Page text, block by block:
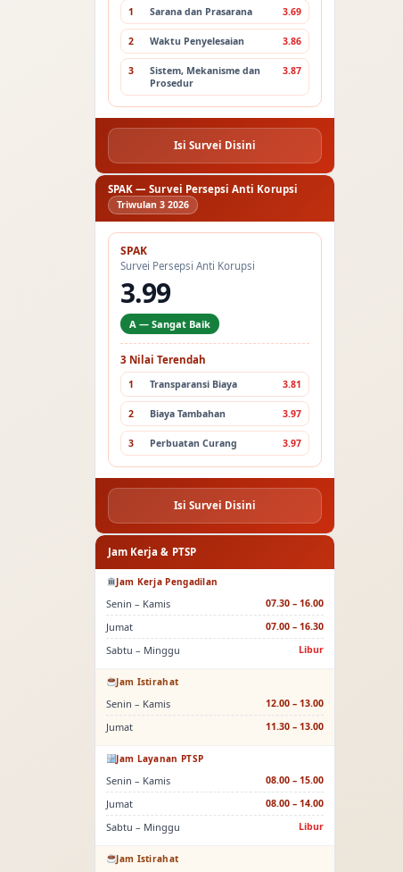
1 Sarana dan Prasarana 3.69
2 Waktu Penyelesaian 3.86
3
Sistem, Mekanisme dan
Prosedur
3.87
Isi Survei Disini
SPAK — Survei Persepsi Anti Korupsi
Triwulan 3 2026
SPAK
Survei Persepsi Anti Korupsi
3.99
A — Sangat Baik
3 Nilai Terendah
1 Transparansi Biaya 3.81
2 Biaya Tambahan 3.97
3 Perbuatan Curang 3.97
Isi Survei Disini
Jam Kerja & PTSP
Jam Kerja Pengadilan
Senin – Kamis 07.30 – 16.00
Jumat 07.00 – 16.30
Sabtu – Minggu Libur
Jam Istirahat
Senin – Kamis 12.00 – 13.00
Jumat 11.30 – 13.00
Jam Layanan PTSP
Senin – Kamis 08.00 – 15.00
Jumat 08.00 – 14.00
Sabtu – Minggu Libur
Jam Istirahat